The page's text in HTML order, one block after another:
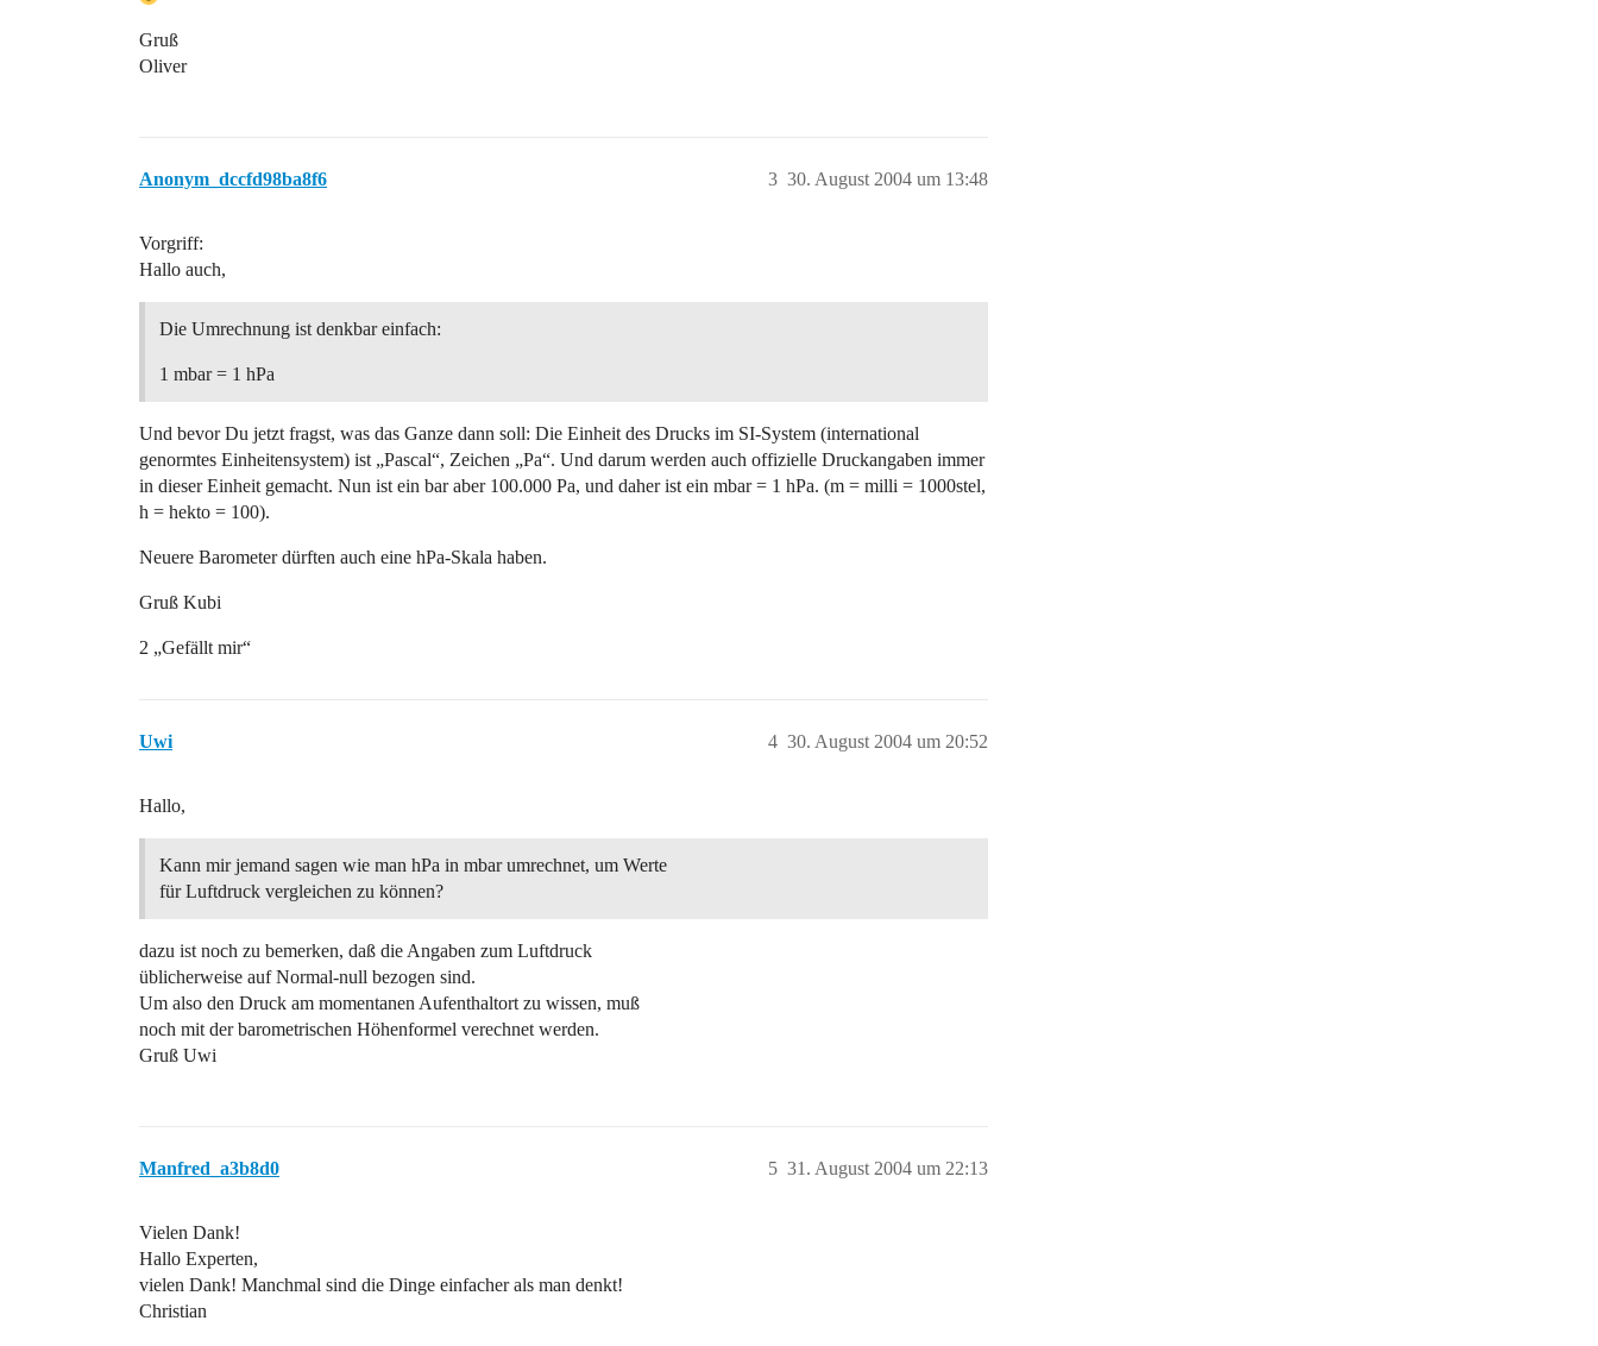
Gruß
Oliver
Anonym_dccfd98ba8f6 30. August 2004 um 13:48
3
Vorgriff:
Hallo auch,
Die Umrechnung ist denkbar einfach:
1 mbar = 1 hPa
Und bevor Du jetzt fragst, was das Ganze dann soll: Die Einheit des Drucks im SI-System (international
genormtes Einheitensystem) ist „Pascal“, Zeichen „Pa“. Und darum werden auch offizielle Druckangaben immer
in dieser Einheit gemacht. Nun ist ein bar aber 100.000 Pa, und daher ist ein mbar = 1 hPa. (m = milli = 1000stel,
h = hekto = 100).
Neuere Barometer dürften auch eine hPa-Skala haben.
Gruß Kubi
2 „Gefällt mir“
Uwi 30. August 2004 um 20:52
4
Hallo,
Kann mir jemand sagen wie man hPa in mbar umrechnet, um Werte
für Luftdruck vergleichen zu können?
dazu ist noch zu bemerken, daß die Angaben zum Luftdruck
üblicherweise auf Normal-null bezogen sind.
Um also den Druck am momentanen Aufenthaltort zu wissen, muß
noch mit der barometrischen Höhenformel verechnet werden.
Gruß Uwi
Manfred_a3b8d0 31. August 2004 um 22:13
5
Vielen Dank!
Hallo Experten,
vielen Dank! Manchmal sind die Dinge einfacher als man denkt!
Christian